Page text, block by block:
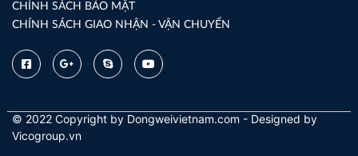
CHÍNH SÁCH BẢO MẬT
CHÍNH SÁCH GIAO NHẬN - VẬN CHUYỂN
© 2022 Copyright by Dongweivietnam.com - Designed by
Vicogroup.vn